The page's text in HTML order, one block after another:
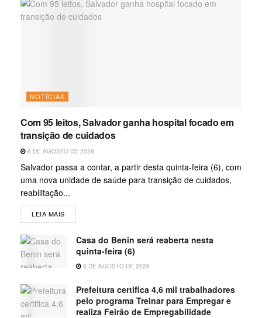
NOTÍCIAS
Com 95 leitos, Salvador ganha hospital focado em
transição de cuidados
6 DE AGOSTO DE 2026
Salvador passa a contar, a partir desta quinta-feira (6), com
uma nova unidade de saúde para transição de cuidados,
reabilitação...
LEIA MAIS
Casa do Benin será reaberta nesta
quinta-feira (6)
6 DE AGOSTO DE 2026
Prefeitura certifica 4,6 mil trabalhadores
pelo programa Treinar para Empregar e
realiza Feirão de Empregabilidade